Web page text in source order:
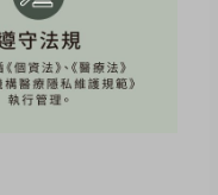
位進行脂肪雕塑
近理想體態(捏起來